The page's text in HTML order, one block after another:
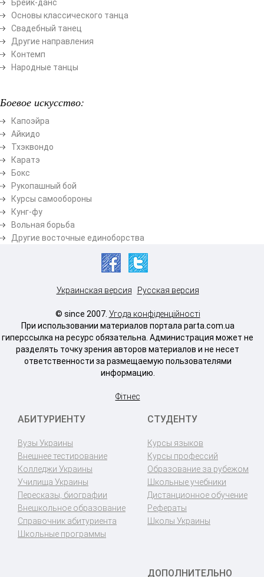
Брейк-данс
Основы классического танца
Свадебный танец
Другие направления
Контемп
Народные танцы
Боевое искусство:
Капоэйра
Айкидо
Тхэквондо
Каратэ
Бокс
Рукопашный бой
Курсы самообороны
Кунг-фу
Вольная борьба
Другие восточные единоборства
Украинская версия Русская версия
© since 2007. Угода конфіденційності
При использовании материалов портала parta.com.ua
гиперссылка на ресурс обязательна. Администрация может не
разделять точку зрения авторов материалов и не несет
ответственности за размещаемую пользователями
информацию.
Фітнес
АБИТУРИЕНТУ
Вузы Украины
Внешнее тестирование
Колледжи Украины
Училища Украины
Пересказы, биографии
Внешкольное образование
Справочник абитуриента
Школьные программы
СТУДЕНТУ
Курсы языков
Курсы профессий
Образование за рубежом
Школьные учебники
Дистанционное обучение
Рефераты
Школы Украины
ДОПОЛНИТЕЛЬНО